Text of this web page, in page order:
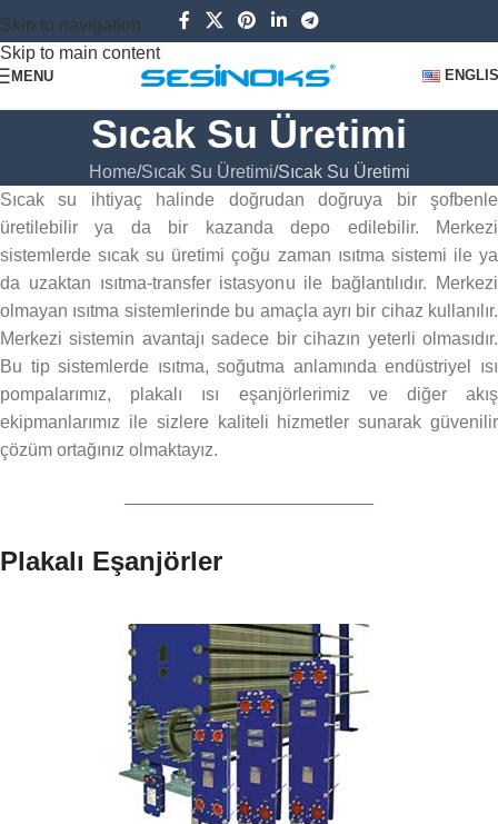
Skip to navigation
Skip to main content
MENU
Sıcak Su Üretimi
Home Sıcak Su Üretimi Sıcak Su Üretimi
Sıcak su ihtiyaç halinde doğrudan doğruya bir şofbenle
üretilebilir ya da bir kazanda depo edilebilir. Merkezi
sistemlerde sıcak su üretimi çoğu zaman ısıtma sistemi ile ya
da uzaktan ısıtma-transfer istasyonu ile bağlantılıdır. Merkezi
olmayan ısıtma sistemlerinde bu amaçla ayrı bir cihaz kullanılır.
Merkezi sistemin avantajı sadece bir cihazın yeterli olmasıdır.
Bu tip sistemlerde ısıtma, soğutma anlamında endüstriyel ısı
pompalarımız, plakalı ısı eşanjörlerimiz ve diğer akış
ekipmanlarımız ile sizlere kaliteli hizmetler sunarak güvenilir
çözüm ortağınız olmaktayız.
Plakalı Eşanjörler